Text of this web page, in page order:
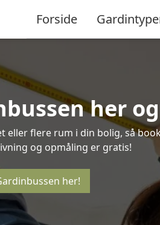
Forside
her
flere rum i din bolig, så
og opmåling er gratis!
her!